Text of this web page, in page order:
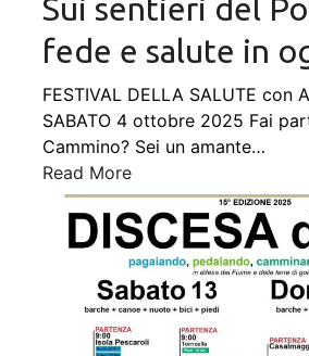
Sui sentieri del
fede e salute in
FESTIVAL DELLA SALUTE con
SABATO 4 ottobre 2025 Fai
Cammino? Sei un amante…
Read More